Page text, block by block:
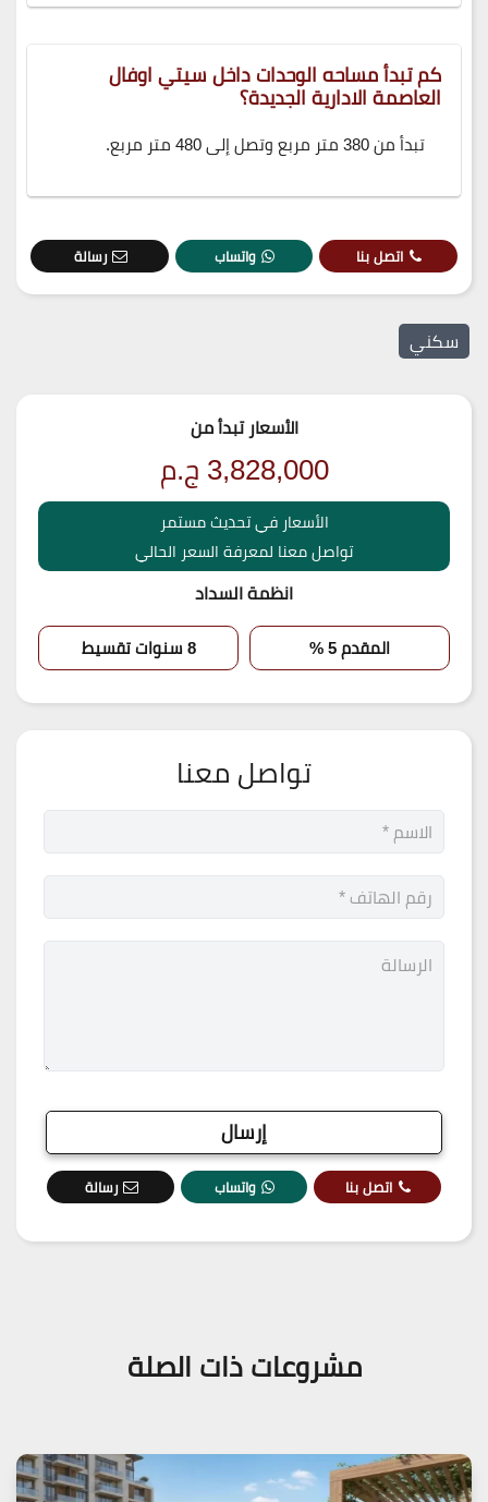
كم تبدأ مساحه الوحدات داخل سيتي اوفال
العاصمة الادارية الجديدة؟
تبدأ من 380 متر مربع وتصل إلى 480 متر مربع.
اتصل بنا واتساب رسالة
سكني
الأسعار تبدأ من
3,828,000ج.م
الأسعار في تحديث مستمر
تواصل معنا لمعرفة السعر الحالي
انظمة السداد
المقدم 5 % 8 سنوات تقسيط
تواصل معنا
اتصل بنا واتساب رسالة
مشروعات ذات الصلة